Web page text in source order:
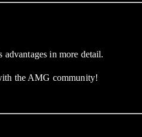
in more detail.
the AMG community!